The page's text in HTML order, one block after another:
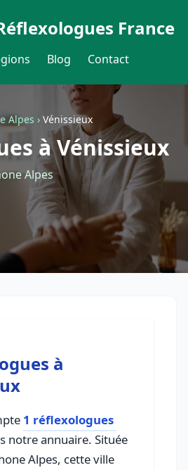
France
Blog Contact
Alpes › Vénissieux
à Vénissieux
Alpes
à
1 réflexologues
notre annuaire. Située
Alpes, cette ville